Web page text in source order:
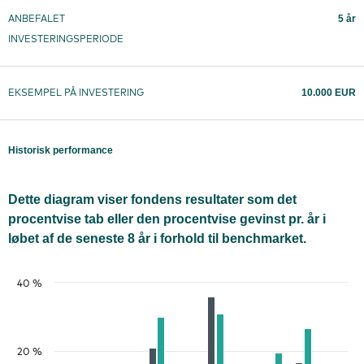
ANBEFALET
INVESTERINGSPERIODE
5 år
EKSEMPEL PÅ INVESTERING 10.000 EUR
Historisk performance
Dette diagram viser fondens resultater som det
procentvise tab eller den procentvise gevinst pr. år i
løbet af de seneste 8 år i forhold til benchmarket.
20 %
40 %